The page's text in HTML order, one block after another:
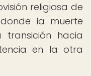
religiosa de
la muerte
hacia
en la otra